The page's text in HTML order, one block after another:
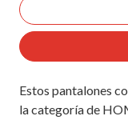
Estos pantalones
la categoría de